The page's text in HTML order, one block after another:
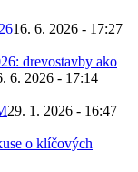
16. 6. 2026 - 17:27
drevostavby ako
6. 2026 - 17:14
29. 1. 2026 - 16:47
o klíčových